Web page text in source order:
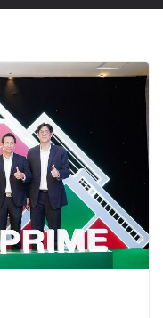
ประเทศไทยบน
ระดับองค์กร ชู
หลักในการขับ
อผู้รับบริการ